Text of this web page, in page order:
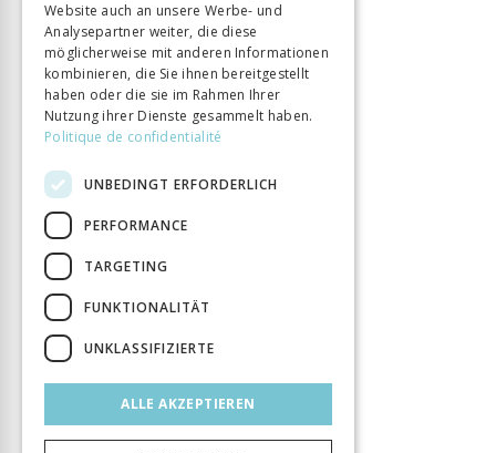
Website auch an unsere Werbe- und
Analysepartner weiter, die diese
möglicherweise mit anderen Informationen
kombinieren, die Sie ihnen bereitgestellt
haben oder die sie im Rahmen Ihrer
Nutzung ihrer Dienste gesammelt haben.
Politique de confidentialité
UNBEDINGT ERFORDERLICH
PERFORMANCE
TARGETING
FUNKTIONALITÄT
UNKLASSIFIZIERTE
ALLE AKZEPTIEREN